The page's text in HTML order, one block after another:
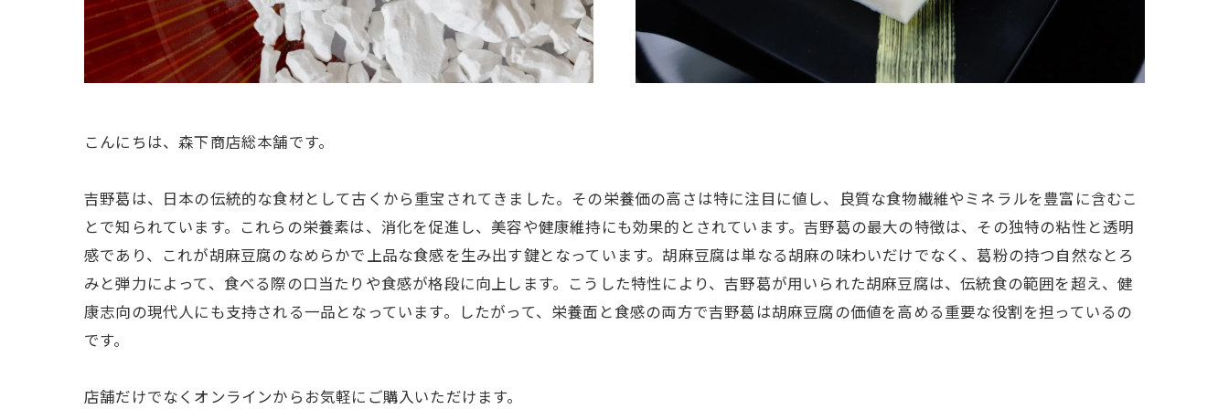
こんにちは、森下商店総本舗です。
吉野葛は、日本の伝統的な食材として古くから重宝されてきました。その栄養価の高さは特に注目に値し、良質な食物繊維やミネラルを豊富に含むこ
とで知られています。これらの栄養素は、消化を促進し、美容や健康維持にも効果的とされています。吉野葛の最大の特徴は、その独特の粘性と透明
感であり、これが胡麻豆腐のなめらかで上品な食感を生み出す鍵となっています。胡麻豆腐は単なる胡麻の味わいだけでなく、葛粉の持つ自然なとろ
みと弾力によって、食べる際の口当たりや食感が格段に向上します。こうした特性により、吉野葛が用いられた胡麻豆腐は、伝統食の範囲を超え、健
康志向の現代人にも支持される一品となっています。したがって、栄養面と食感の両方で吉野葛は胡麻豆腐の価値を高める重要な役割を担っているの
です。
店舗だけでなくオンラインからお気軽にご購入いただけます。